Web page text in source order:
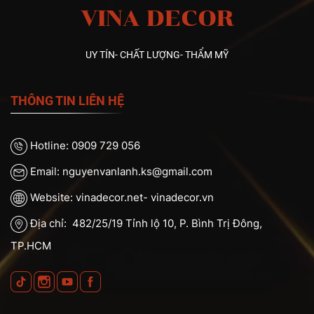
VINA DECOR
UY TÍN- CHẤT LƯỢNG- THẨM MỸ
THÔNG TIN LIÊN HỆ
Hotline: 0909 729 056
Email: nguyenvanlanh.ks@gmail.com
Website: vinadecor.net- vinadecor.vn
Địa chỉ: 482/25/19 Tỉnh lộ 10, P. Bình Trị Đông,
TP.HCM